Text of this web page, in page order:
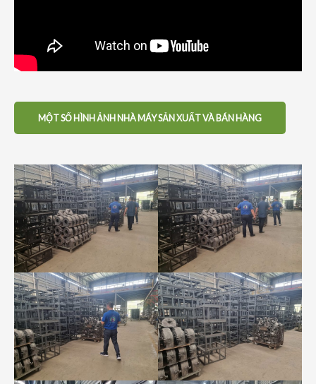
MỘT SỐ HÌNH ẢNH NHÀ MÁY SẢN XUẤT VÀ BÁN HÀNG